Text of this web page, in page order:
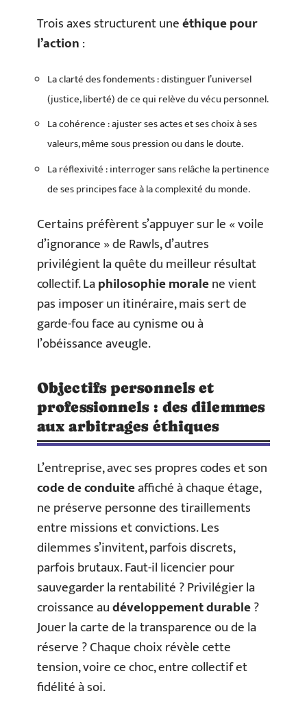
Trois axes structurent uneéthique pour
l’action:
La clarté des fondements : distinguer l’universel
(justice, liberté) de ce qui relève du vécu personnel.
La cohérence : ajuster ses actes et ses choix à ses
valeurs, même sous pression ou dans le doute.
La réflexivité : interroger sans relâche la pertinence
de ses principes face à la complexité du monde.
Certains préfèrent s’appuyer sur le « voile
d’ignorance » de Rawls, d’autres
privilégient la quête du meilleur résultat
collectif. Laphilosophie moralene vient
pas imposer un itinéraire, mais sert de
garde-fou face au cynisme ou à
l’obéissance aveugle.
Objectifs personnels et
professionnels : des dilemmes
aux arbitrages éthiques
L’entreprise, avec ses propres codes et son
code de conduiteaffiché à chaque étage,
ne préserve personne des tiraillements
entre missions et convictions. Les
dilemmes s’invitent, parfois discrets,
parfois brutaux. Faut-il licencier pour
sauvegarder la rentabilité ? Privilégier la
croissance audéveloppement durable?
Jouer la carte de la transparence ou de la
réserve ? Chaque choix révèle cette
tension, voire ce choc, entre collectif et
fidélité à soi.